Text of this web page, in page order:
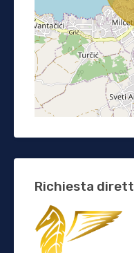
Richiesta